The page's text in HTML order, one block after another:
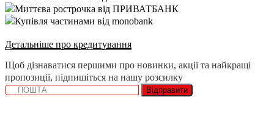
Миттєва рострочка від ПРИВАТБАНК
Купівля частинами від monobank
Детальніше про кредитування
Щоб дізнаватися першими про новинки, акції та найкращі
пропозиції, підпишіться на нашу розсилку
Відправити